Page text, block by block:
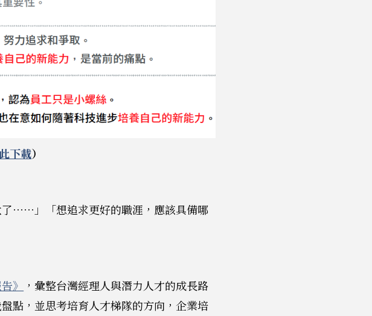
下載）
了⋯⋯」「想追求更好的職涯，應該具備哪
》
，彙整台灣經理人與潛力人才的成長路
點，並思考培育人才梯隊的方向，企業培